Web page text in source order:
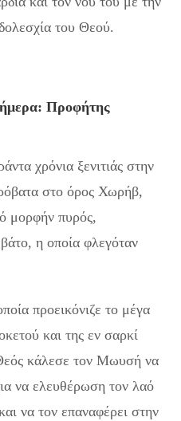
του Θεού.
Προφήτης
χρόνια ξενιτιάς στην
στο όρος Χωρήβ,
μορφήν πυρός,
η οποία φλεγόταν
προεικόνιζε το μέγα
και της εν σαρκί
κάλεσε τον Μωυσή να
να ελευθέρωση τον λαό
να τον επαναφέρει στην